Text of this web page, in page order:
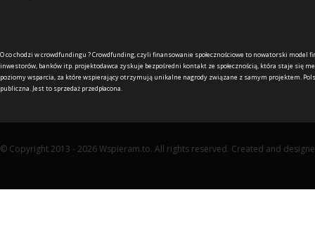
O co chodzi w crowdfundingu ?Crowdfunding, czyli finansowanie społecznościowe to nowatorski model
inwestorów, banków itp. projektodawca zyskuje bezpośredni kontakt ze społecznością, która staje się
poziomy wsparcia, za które wspierający otrzymują unikalne nagrody związane z samym projektem.
publiczna. Jest to sprzedaż przedpłacona.
© Copyright 2013 - 2026 Wspieram.to. All rights reserved. Created and